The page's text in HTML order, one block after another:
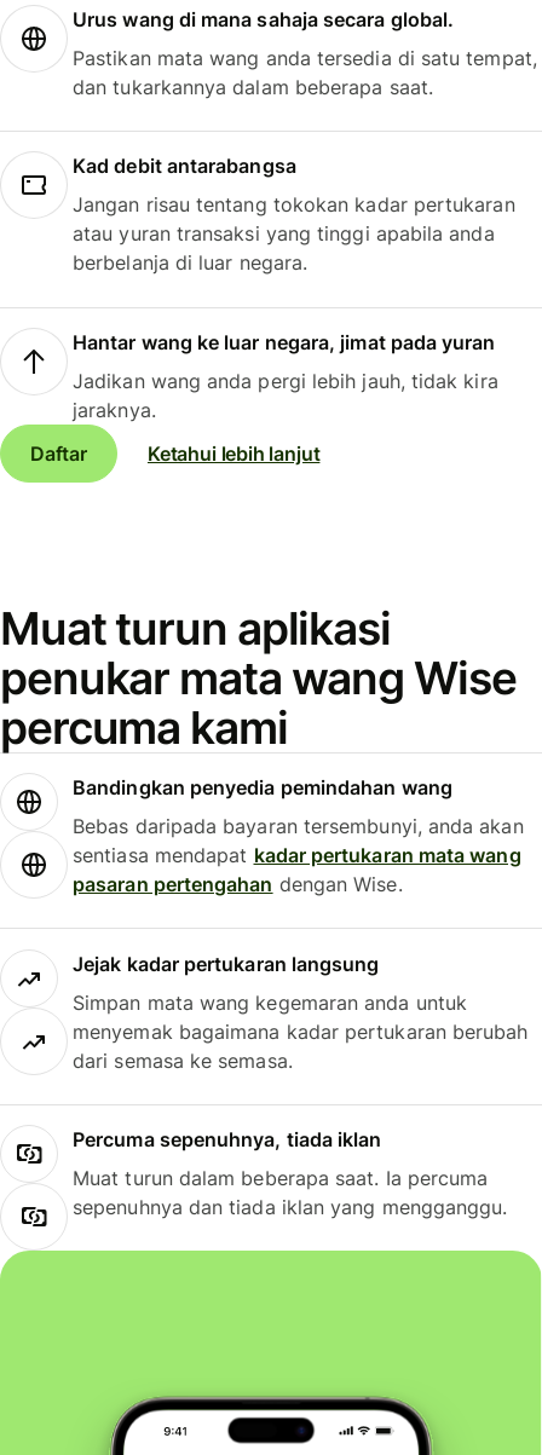
Urus wang di mana sahaja secara global.
Pastikan mata wang anda tersedia di satu tempat,
dan tukarkannya dalam beberapa saat.
Kad debit antarabangsa
Jangan risau tentang tokokan kadar pertukaran
atau yuran transaksi yang tinggi apabila anda
berbelanja di luar negara.
Hantar wang ke luar negara, jimat pada yuran
Jadikan wang anda pergi lebih jauh, tidak kira
jaraknya.
Daftar
Ketahui lebih lanjut
Muat turun aplikasi
penukar mata wang Wise
percuma kami
Bandingkan penyedia pemindahan wang
Bebas daripada bayaran tersembunyi, anda akan
sentiasa mendapat kadar pertukaran mata wang
pasaran pertengahan dengan Wise.
Jejak kadar pertukaran langsung
Simpan mata wang kegemaran anda untuk
menyemak bagaimana kadar pertukaran berubah
dari semasa ke semasa.
Percuma sepenuhnya, tiada iklan
Muat turun dalam beberapa saat. Ia percuma
sepenuhnya dan tiada iklan yang mengganggu.